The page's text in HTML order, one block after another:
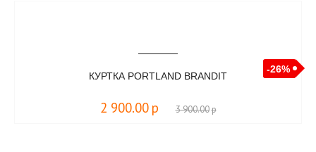
-26%
КУРТКА PORTLAND BRANDIT
2 900.00 р 3 900.00р